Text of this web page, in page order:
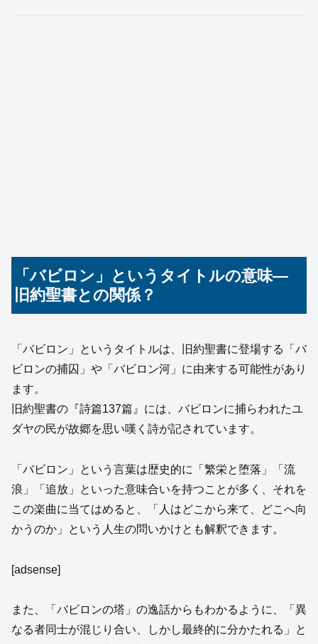
「バビロン」というタイトルの意味—
旧約聖書との関係？
「バビロン」というタイトルは、旧約聖書に登場する「バ
ビロンの捕囚」や「バビロン河」に由来する可能性があり
ます。
旧約聖書の『詩篇137篇』には、バビロンに捕らわれたユ
ダヤの民が故郷を思い嘆く詩が記されています。
「バビロン」という言葉は歴史的に「繁栄と堕落」「流
浪」「追放」といった意味合いを持つことが多く、それを
この楽曲に当てはめると、「人はどこから来て、どこへ向
かうのか」という人生の問いかけとも解釈できます。
[adsense]
また、「バビロンの塔」の逸話からもわかるように、「異
なる者同士が混じり合い、しかし最終的に分かたれる」と